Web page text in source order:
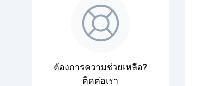
ต้องการความช่วยเหลือ?
ติดต่อเรา